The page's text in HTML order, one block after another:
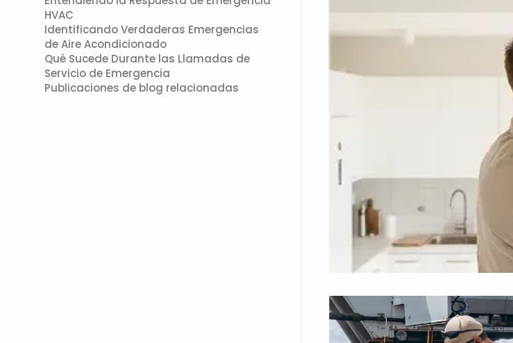
HVAC
Identificando Verdaderas Emergencias
de Aire Acondicionado
Qué Sucede Durante las Llamadas de
Servicio de Emergencia
Publicaciones de blog relacionadas